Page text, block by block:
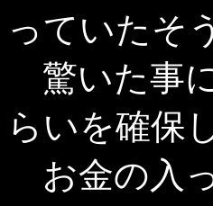
っていたそ
驚いた事
らいを確
お金の入